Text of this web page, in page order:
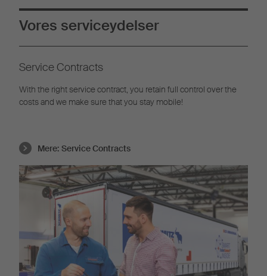
Vores serviceydelser
Service Contracts
With the right service contract, you retain full control over the
costs and we make sure that you stay mobile!
Mere: Service Contracts